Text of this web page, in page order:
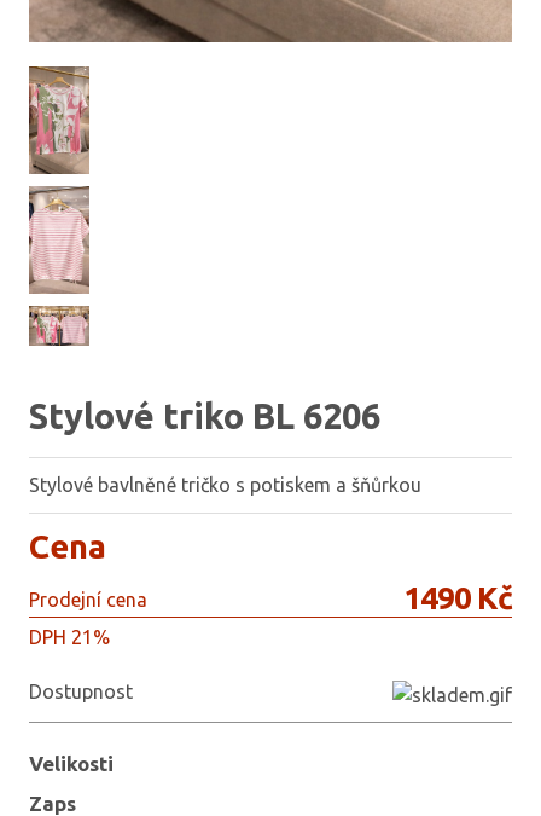
Stylové triko BL 6206
Stylové bavlněné tričko s potiskem a šňůrkou
Cena
Prodejní cena 1490 Kč
DPH 21%
Dostupnost
Velikosti
Zaps